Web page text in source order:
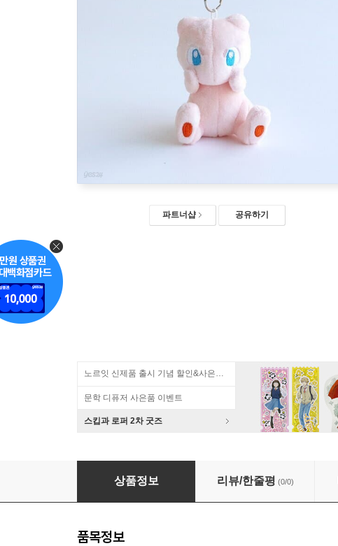
파트너샵 공유하기
노르잇 신제품 출시 기념 할인&사은품 증정!
문학 디퓨저 사은품 이벤트
스킵과 로퍼 2차 굿즈
포켓몬스터 8cm 가방고리 인형_뮤
상품정보 리뷰/한줄평 (0/0)
품목정보